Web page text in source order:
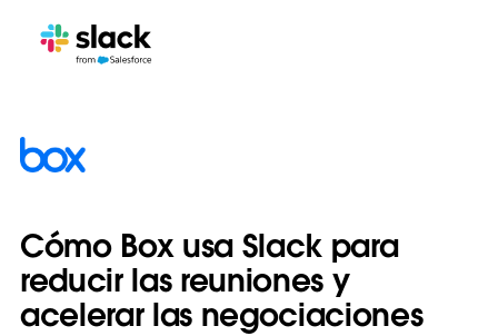
Cómo Box usa Slack para
reducir las reuniones y
acelerar las negociaciones